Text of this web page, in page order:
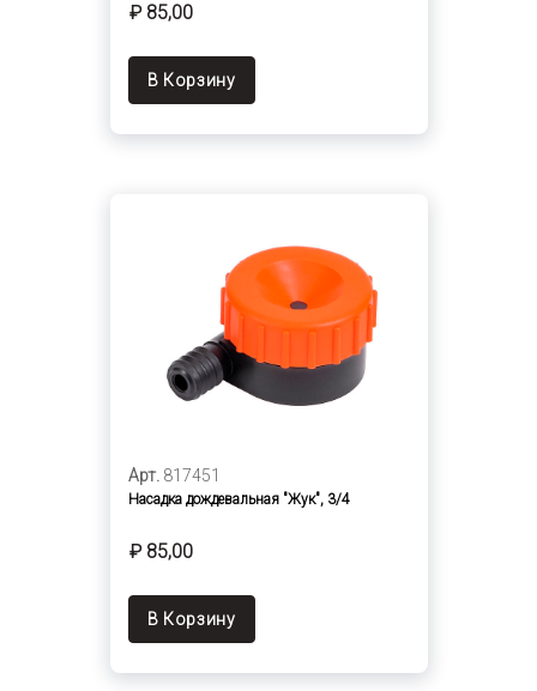
₽ 85,00
В Корзину
Арт. 817451
Насадка дождевальная "Жук", 3/4
₽ 85,00
В Корзину